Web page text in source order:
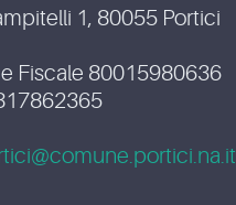
1, 80055 Portici
Fiscale 80015980636